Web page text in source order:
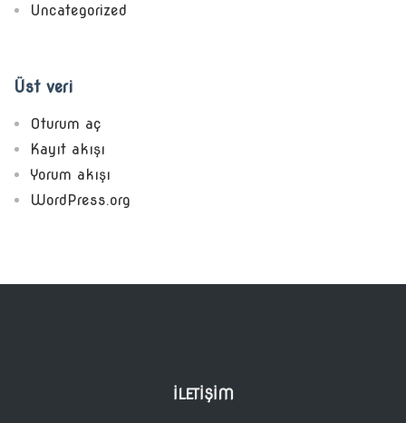
Uncategorized
Üst veri
Oturum aç
Kayıt akışı
Yorum akışı
WordPress.org
İLETIŞIM